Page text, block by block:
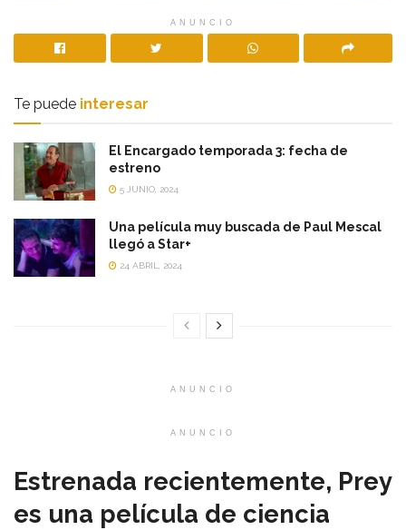
ANUNCIO
Te puede interesar
El Encargado temporada 3: fecha de
estreno
5 JUNIO, 2024
Una película muy buscada de Paul Mescal
llegó a Star+
24 ABRIL, 2024
ANUNCIO
ANUNCIO
Estrenada recientemente, Prey
es una película de ciencia